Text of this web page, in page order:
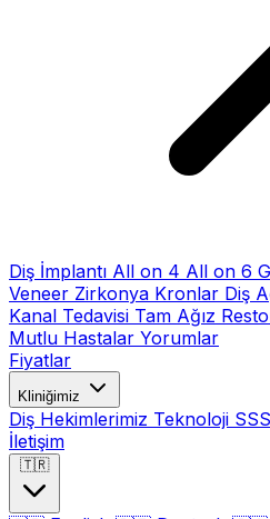
Diş İmplantı All on 4 All on 6
Veneer Zirkonya Kronlar Diş
Kanal Tedavisi Tam Ağız
Mutlu Hastalar Yorumlar
Fiyatlar
Kliniğimiz
Diş Hekimlerimiz Teknoloji SSS
İletişim
🇹🇷